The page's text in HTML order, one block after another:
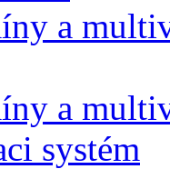
a
a
systém